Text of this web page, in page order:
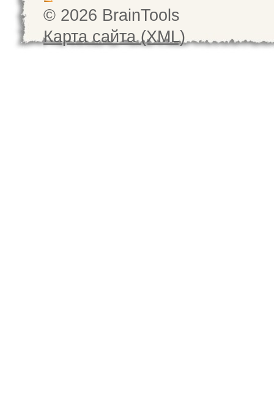
© 2026 BrainTools
Карта сайта (XML)